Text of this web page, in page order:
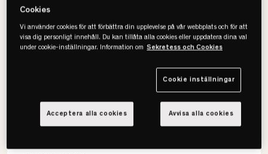
Ehe Byrå
• FSC Certifierat trä
Cookies
Vi använder cookies för att förbättra din upplevelse på vår webbplats och för att
visa dig personligt innehåll. Du kan tillåta alla cookies eller uppdatera dina val
under cookie-inställningar. Information om Sekretess och Cookies
Cookie inställningar
Avvisa alla cookies
Acceptera alla cookies